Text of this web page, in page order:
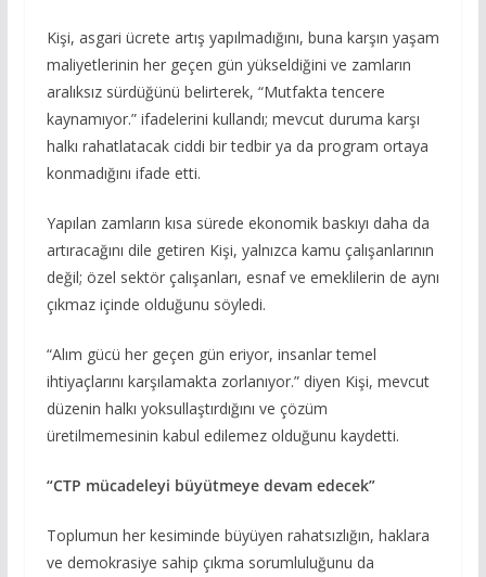
Kişi, asgari ücrete artış yapılmadığını, buna karşın yaşam
maliyetlerinin her geçen gün yükseldiğini ve zamların
aralıksız sürdüğünü belirterek, “Mutfakta tencere
kaynamıyor.” ifadelerini kullandı; mevcut duruma karşı
halkı rahatlatacak ciddi bir tedbir ya da program ortaya
konmadığını ifade etti.
Yapılan zamların kısa sürede ekonomik baskıyı daha da
artıracağını dile getiren Kişi, yalnızca kamu çalışanlarının
değil; özel sektör çalışanları, esnaf ve emeklilerin de aynı
çıkmaz içinde olduğunu söyledi.
“Alım gücü her geçen gün eriyor, insanlar temel
ihtiyaçlarını karşılamakta zorlanıyor.” diyen Kişi, mevcut
düzenin halkı yoksullaştırdığını ve çözüm
üretilmemesinin kabul edilemez olduğunu kaydetti.
“CTP mücadeleyi büyütmeye devam edecek”
Toplumun her kesiminde büyüyen rahatsızlığın, haklara
ve demokrasiye sahip çıkma sorumluluğunu da